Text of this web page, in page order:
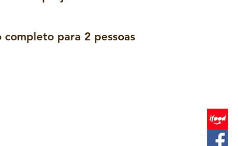
para 2 pessoas